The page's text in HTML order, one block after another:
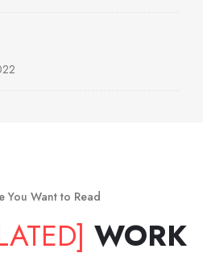
You Want to Read
WORK